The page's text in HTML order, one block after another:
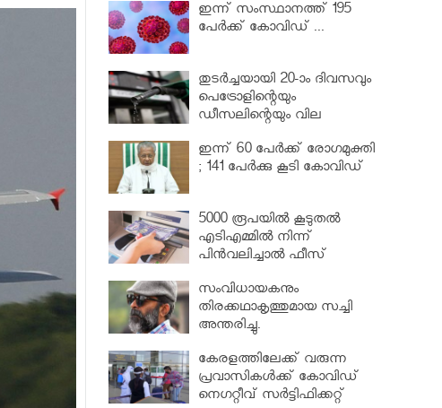
ഇന്ന് സംസ്ഥാനത്ത് 195
പേര്‍ക്ക് കോവിഡ് ...
തുടർച്ചയായി 20-ാം ദിവസവും
പെട്രോളിന്റെയും
ഡീസലിന്റെയും വില
ഇന്ന് 60 പേർക്ക് രോഗമുക്തി
; 141 പേര്‍ക്കു കൂടി കോവിഡ്
5000 രൂപയിൽ കൂടുതൽ
എടിഎമ്മിൽ നിന്ന്
പിൻവലിച്ചാൽ ഫീസ്
സംവിധായകനും
തിരക്കഥാകൃത്തുമായ സച്ചി
അന്തരിച്ചു.
കേരളത്തിലേക്ക് വരുന്ന
പ്രവാസികള്‍ക്ക് കോവിഡ്
നെഗറ്റീവ് സര്‍ട്ടിഫിക്കറ്റ്